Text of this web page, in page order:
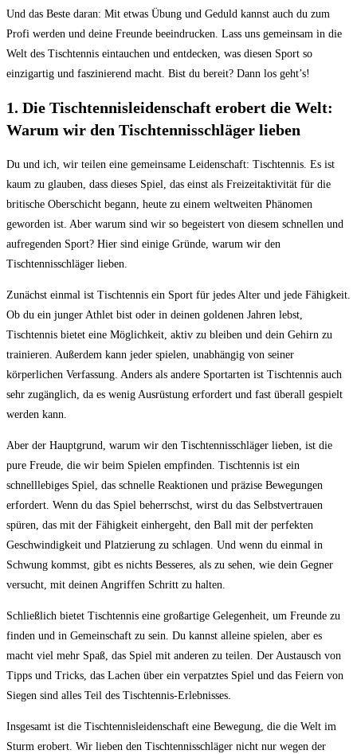
Und das Beste daran: Mit etwas Übung und Geduld kannst auch du zum
Profi werden und deine Freunde beeindrucken. Lass uns gemeinsam in die
Welt des Tischtennis eintauchen und entdecken, was diesen Sport so
einzigartig und faszinierend macht. Bist du bereit? Dann los geht’s!
1. Die Tischtennisleidenschaft erobert die Welt:
Warum wir den Tischtennisschläger lieben
Du und ich, wir teilen eine gemeinsame Leidenschaft: Tischtennis. Es ist
kaum zu glauben, dass dieses Spiel, das einst als Freizeitaktivität für die
britische Oberschicht begann, heute zu einem weltweiten Phänomen
geworden ist. Aber warum sind wir so begeistert von diesem schnellen und
aufregenden Sport? Hier sind einige Gründe, warum wir den
Tischtennisschläger lieben.
Zunächst einmal ist Tischtennis ein Sport für jedes Alter und jede Fähigkeit.
Ob du ein junger Athlet bist oder in deinen goldenen Jahren lebst,
Tischtennis bietet eine Möglichkeit, aktiv zu bleiben und dein Gehirn zu
trainieren. Außerdem kann jeder spielen, unabhängig von seiner
körperlichen Verfassung. Anders als andere Sportarten ist Tischtennis auch
sehr zugänglich, da es wenig Ausrüstung erfordert und fast überall gespielt
werden kann.
Aber der Hauptgrund, warum wir den Tischtennisschläger lieben, ist die
pure Freude, die wir beim Spielen empfinden. Tischtennis ist ein
schnelllebiges Spiel, das schnelle Reaktionen und präzise Bewegungen
erfordert. Wenn du das Spiel beherrschst, wirst du das Selbstvertrauen
spüren, das mit der Fähigkeit einhergeht, den Ball mit der perfekten
Geschwindigkeit und Platzierung zu schlagen. Und wenn du einmal in
Schwung kommst, gibt es nichts Besseres, als zu sehen, wie dein Gegner
versucht, mit deinen Angriffen Schritt zu halten.
Schließlich bietet Tischtennis eine großartige Gelegenheit, um Freunde zu
finden und in Gemeinschaft zu sein. Du kannst alleine spielen, aber es
macht viel mehr Spaß, das Spiel mit anderen zu teilen. Der Austausch von
Tipps und Tricks, das Lachen über ein verpatztes Spiel und das Feiern von
Siegen sind alles Teil des Tischtennis-Erlebnisses.
Insgesamt ist die Tischtennisleidenschaft eine Bewegung, die die Welt im
Sturm erobert. Wir lieben den Tischtennisschläger nicht nur wegen der